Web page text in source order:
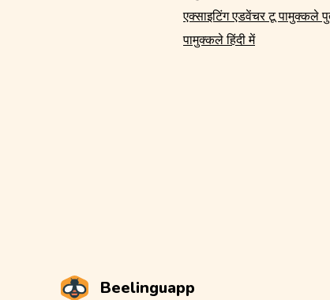
एक्साइटिंग एडवेंचर टू पामुक्कले
पामुक्कले हिंदी में
Beelinguapp